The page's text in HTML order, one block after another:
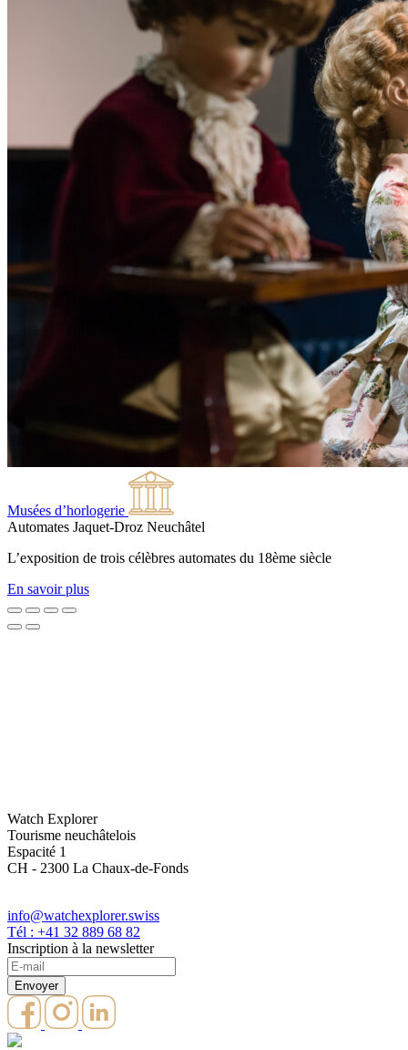
Musées d’horlogerie
Automates Jaquet-Droz Neuchâtel
L’exposition de trois célèbres automates du 18ème siècle
En savoir plus
Watch Explorer
Tourisme neuchâtelois
Espacité 1
CH - 2300 La Chaux-de-Fonds
info@watchexplorer.swiss
Tél : +41 32 889 68 82
Inscription à la newsletter